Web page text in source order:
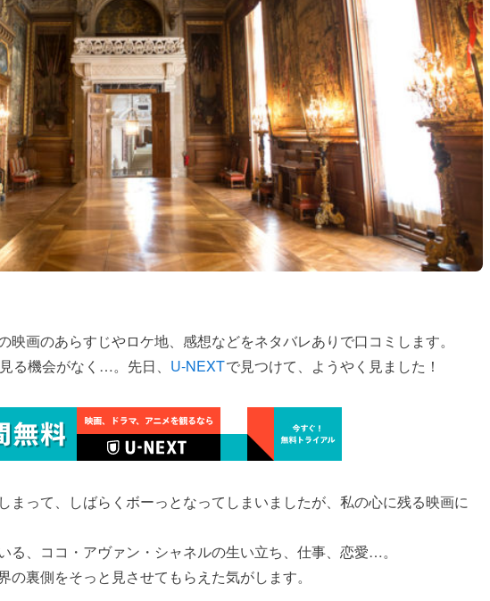
映画のあらすじやロケ地、感想などをネタバレありで口コミします。
る機会がなく…。先日、 U-NEXTで見つけて、ようやく見ました！
まって、しばらくボーっとなってしまいましたが、私の心に残る映画に
る、ココ・アヴァン・シャネルの生い立ち、仕事、恋愛…。
裏側をそっと見させてもらえた気がします。